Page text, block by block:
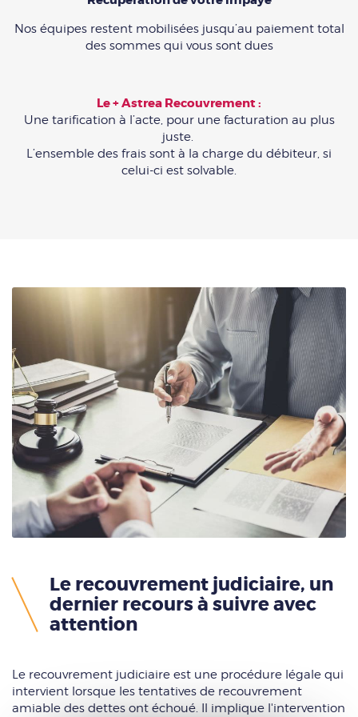
Nos équipes restent mobilisées jusqu’au paiement total
des sommes qui vous sont dues
Le + Astrea Recouvrement :
Une tarification à l’acte, pour une facturation au plus
juste.
L’ensemble des frais sont à la charge du débiteur, si
celui-ci est solvable.
Le recouvrement judiciaire, un
dernier recours à suivre avec
attention
Le recouvrement judiciaire est une procédure légale qui
intervient lorsque les tentatives de recouvrement
amiable des dettes ont échoué. Il implique l'intervention